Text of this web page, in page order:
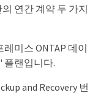
연간 계약 두 가지
미스 ONTAP 데이
플랜입니다.
and Recovery 번